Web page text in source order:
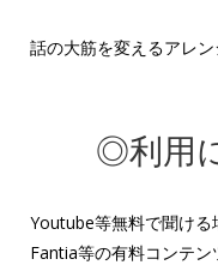
話の大筋を変えるアレン
◎利用
Youtube等無料で聞ける
Fantia等の有料コンテン